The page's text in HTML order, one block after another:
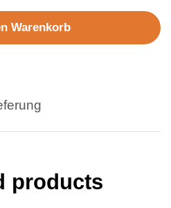
Warenkorb
products